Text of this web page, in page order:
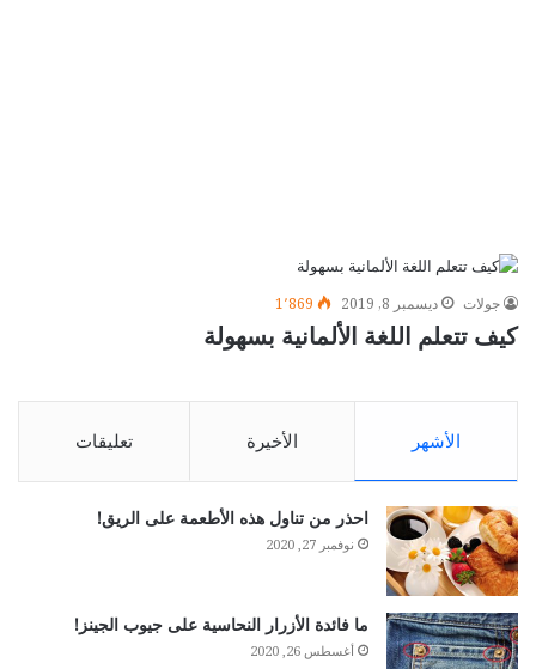
جولات ديسمبر 8, 2019 1٬869
كيف تتعلم اللغة الألمانية بسهولة
الأشهر الأخيرة تعليقات
احذر من تناول هذه الأطعمة على الريق!
نوفمبر 27, 2020
ما فائدة الأزرار النحاسية على جيوب الجينز!
أغسطس 26, 2020